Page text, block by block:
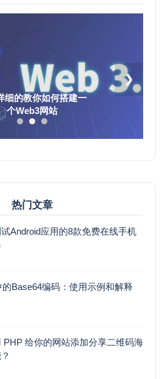
细的教你如何搭建一
个Web3网站
❯
热门文章
Android应用的8款免费在线手机
Base64编码：使用示例和解释
PHP 给你的网站添加分享二维码海